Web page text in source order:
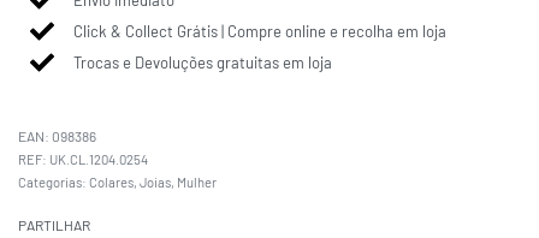
Click & Collect Grátis | Compre online e recolha em loja
Trocas e Devoluções gratuitas em loja
EAN: 098386
UK.CL.1204.0254
Categorias: Colares, Joias, Mulher
PARTILHAR